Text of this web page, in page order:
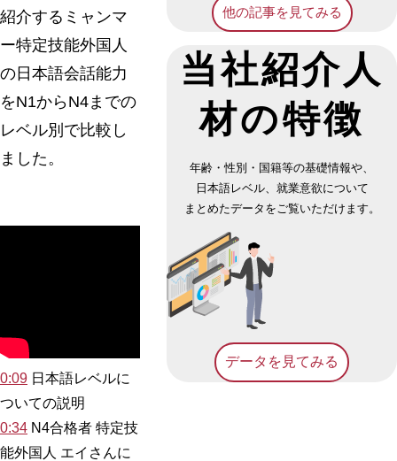
紹介するミャンマ
ー特定技能外国人
の日本語会話能力
をN1からN4までの
レベル別で比較し
ました。
0:09 日本語レベルに
ついての説明
0:34 N4合格者 特定技
能外国人 エイさんに
他の記事を見てみる
当社紹介人
材の特徴
年齢・性別・国籍等の基礎情報や、
日本語レベル、就業意欲について
まとめたデータをご覧いただけます。
データを見てみる